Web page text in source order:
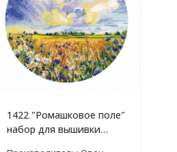
1422 "Ромашковое поле"
набор для вышивки